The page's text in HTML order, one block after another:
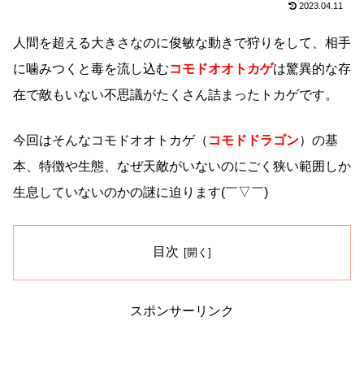
2023.04.11
人間を超える大きさなのに俊敏な動きで狩りをして、相手
に噛みつくと毒を流し込むコモドオオトカゲは驚異的な存
在で敵もいない不思議がたくさん詰まったトカゲです。
今回はそんなコモドオオトカゲ（ コモドドラゴン）の基
本、特徴や生態、なぜ天敵がいないのにごく狭い範囲しか
生息していないのかの謎に迫ります(￣▽￣)
目次
スポンサーリンク